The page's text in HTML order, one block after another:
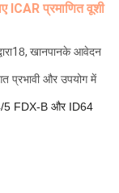
ICAR प्रमाणित वूशी
18, खानपानके आवेदन
प्रभावी और उपयोग में
5 FDX-B और ID64